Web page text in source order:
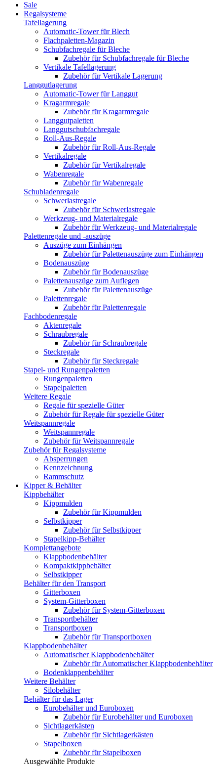
Sale
Regalsysteme
Tafellagerung
Automatic-Tower für Blech
Flachpaletten-Magazin
Schubfachregale für Bleche
Zubehör für Schubfachregale für Bleche
Vertikale Tafellagerung
Zubehör für Vertikale Lagerung
Langgutlagerung
Automatic-Tower für Langgut
Kragarmregale
Zubehör für Kragarmregale
Langgutpaletten
Langgutschubfachregale
Roll-Aus-Regale
Zubehör für Roll-Aus-Regale
Vertikalregale
Zubehör für Vertikalregale
Wabenregale
Zubehör für Wabenregale
Schubladenregale
Schwerlastregale
Zubehör für Schwerlastregale
Werkzeug- und Materialregale
Zubehör für Werkzeug- und Materialregale
Palettenregale und -auszüge
Auszüge zum Einhängen
Zubehör für Palettenauszüge zum Einhängen
Bodenauszüge
Zubehör für Bodenauszüge
Palettenauszüge zum Auflegen
Zubehör für Palettenauszüge
Palettenregale
Zubehör für Palettenregale
Fachbodenregale
Aktenregale
Schraubregale
Zubehör für Schraubregale
Steckregale
Zubehör für Steckregale
Stapel- und Rungenpaletten
Rungenpaletten
Stapelpaletten
Weitere Regale
Regale für spezielle Güter
Zubehör für Regale für spezielle Güter
Weitspannregale
Weitspannregale
Zubehör für Weitspannregale
Zubehör für Regalsysteme
Absperrungen
Kennzeichnung
Rammschutz
Kipper & Behälter
Kippbehälter
Kippmulden
Zubehör für Kippmulden
Selbstkipper
Zubehör für Selbstkipper
Stapelkipp-Behälter
Komplettangebote
Klappbodenbehälter
Kompaktkippbehälter
Selbstkipper
Behälter für den Transport
Gitterboxen
System-Gitterboxen
Zubehör für System-Gitterboxen
Transportbehälter
Transportboxen
Zubehör für Transportboxen
Klappbodenbehälter
Automatischer Klappbodenbehälter
Zubehör für Automatischer Klappbodenbehälter
Bodenklappenbehälter
Weitere Behälter
Silobehälter
Behälter für das Lager
Eurobehälter und Euroboxen
Zubehör für Eurobehälter und Euroboxen
Sichtlagerkästen
Zubehör für Sichtlagerkästen
Stapelboxen
Zubehör für Stapelboxen
Ausgewählte Produkte